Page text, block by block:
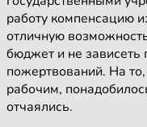
работу компенсацию
отличную
бюджет и не зависеть
пожертвований. На то,
рабочим,
отчаялись.